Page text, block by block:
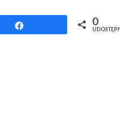
0
UDOSTĘPNIEŃ